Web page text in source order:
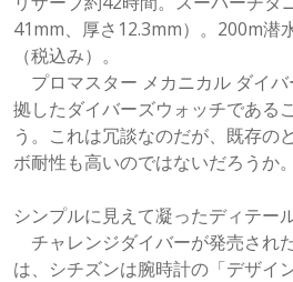
41mm、厚さ12.3mm）。200m潜
（税込み）。
プロマスター メカニカル ダイ
拠したダイバーズウォッチである
う。これは冗談なのだが、既存の
ボ耐性も高いのではないだろうか。
シンプルに見えて凝ったディテー
チャレンジダイバーが発売され
は、シチズンは腕時計の「デザイ